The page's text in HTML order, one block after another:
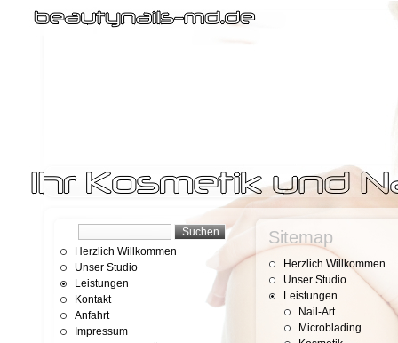
Herzlich Willkommen
Unser Studio
Leistungen
Kontakt
Anfahrt
Impressum
Sitemap
Herzlich Willkommen
Unser Studio
Leistungen
Nail-Art
Microblading